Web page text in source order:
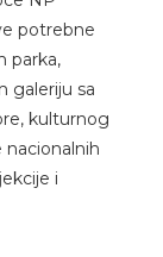
potrebne
parka,
galeriju sa
kulturnog
nacionalnih
i